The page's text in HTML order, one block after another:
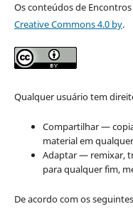
Os conteúdos de
Creative Commons 4.0 by.
Qualquer usuário tem
Compartilhar —
material em
Adaptar — remixar,
para qualquer fim,
De acordo com os